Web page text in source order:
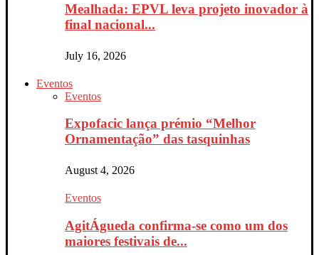
Mealhada: EPVL leva projeto inovador à
final nacional...
July 16, 2026
Eventos
Eventos
Expofacic lança prémio “Melhor
Ornamentação” das tasquinhas
August 4, 2026
Eventos
AgitÁgueda confirma-se como um dos
maiores festivais de...